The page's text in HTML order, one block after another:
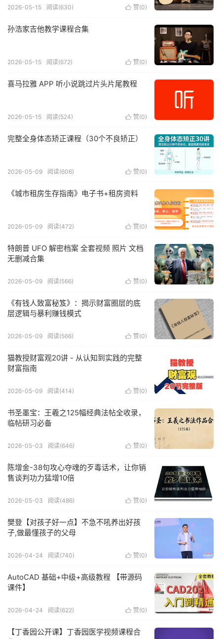
 赞(0)
2026-05-15 阅读(630)
孙浩家吉他教学课程合集
 赞(0)
2026-05-15 阅读(672)
喜马拉雅 APP 听小说跳过片头片尾教程
 赞(0)
2026-05-15 阅读(524)
完整全身体态矫正课程（30个不良矫正）
 赞(0)
2026-05-09 阅读(606)
《城市租房生存指南》电子书+租房资料
 赞(0)
2026-05-09 阅读(472)
特朗普 UFO 解密档案 全套视频 照片 文档
无删减合集
 赞(0)
2026-05-09 阅读(566)
《有钱人致富秘笈》：揭示财富圈层的底
层逻辑与暴利赚钱模式
 赞(0)
2026-05-09 阅读(566)
猫教授财富观20讲 - 从认知到实践的完整
财富指南
 赞(0)
2026-05-09 阅读(414)
书圣墨宝：王羲之125幅经典法帖全收录，
临帖研习必备
 赞(0)
2026-05-03 阅读(646)
陈增金-38句攻心夺魂的歹毒话术，让你销
售谈判功力猛增10倍
 赞(0)
2026-05-03 阅读(486)
樊登【对孩子好一点】不急不吼养出好孩
子,做最懂孩子的父母
 赞(0)
2026-04-24 阅读(740)
AutoCAD 基础+中级+高级教程 【带源码
课件】
 赞(0)
2026-04-24 阅读(622)
【丁香园公开课】丁香园医学视频课程合